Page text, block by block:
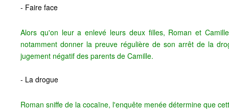
- Faire face
Alors qu'on leur a enlevé leurs deux filles, Roman et
notamment donner la preuve régulière de son arrêt de la
jugement négatif des parents de Camille.
- La drogue
Roman sniffe de la cocaïne, l'enquête menée détermine que